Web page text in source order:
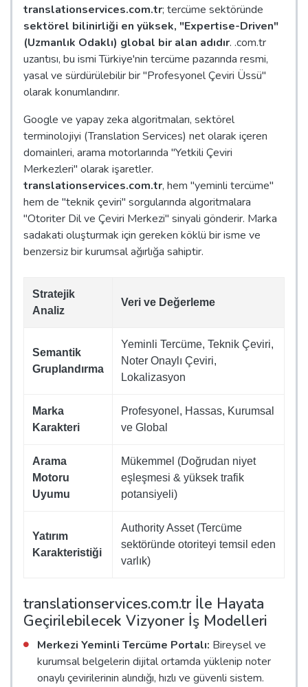
translationservices.com.tr; tercüme sektöründe
sektörel bilinirliği en yüksek, "Expertise-Driven"
(Uzmanlık Odaklı) global bir alan adıdır. .com.tr
uzantısı, bu ismi Türkiye'nin tercüme pazarında resmi,
yasal ve sürdürülebilir bir "Profesyonel Çeviri Üssü"
olarak konumlandırır.
Google ve yapay zeka algoritmaları, sektörel
terminolojiyi (Translation Services) net olarak içeren
domainleri, arama motorlarında "Yetkili Çeviri
Merkezleri" olarak işaretler.
translationservices.com.tr, hem "yeminli tercüme"
hem de "teknik çeviri" sorgularında algoritmalara
"Otoriter Dil ve Çeviri Merkezi" sinyali gönderir. Marka
sadakati oluşturmak için gereken köklü bir isme ve
benzersiz bir kurumsal ağırlığa sahiptir.
Stratejik
Analiz
Veri ve Değerleme
Semantik
Gruplandırma
Yeminli Tercüme, Teknik Çeviri,
Noter Onaylı Çeviri,
Lokalizasyon
Marka
Karakteri
Profesyonel, Hassas, Kurumsal
ve Global
Arama
Motoru
Uyumu
Mükemmel (Doğrudan niyet
eşleşmesi & yüksek trafik
potansiyeli)
Yatırım
Karakteristiği
Authority Asset (Tercüme
sektöründe otoriteyi temsil eden
varlık)
translationservices.com.tr İle Hayata
Geçirilebilecek Vizyoner İş Modelleri
Merkezi Yeminli Tercüme Portalı: Bireysel ve
kurumsal belgelerin dijital ortamda yüklenip noter
onaylı çevirilerinin alındığı, hızlı ve güvenli sistem.